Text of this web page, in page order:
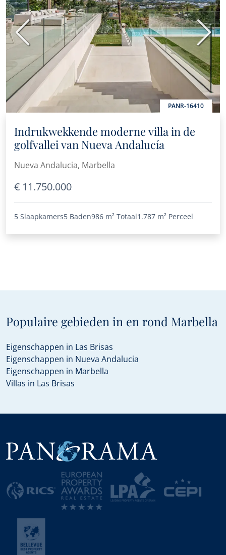
PANR-16410
Vorige
Indrukwekkende moderne villa in de
golfvallei van Nueva Andalucía
Nueva Andalucia, Marbella
€ 11.750.000
5 Slaapkamers5 Baden986 m² Totaal1.787 m² Perceel
Populaire gebieden in en rond Marbella
Eigenschappen in Las Brisas
Eigenschappen in Nueva Andalucia
Eigenschappen in Marbella
Villas in Las Brisas